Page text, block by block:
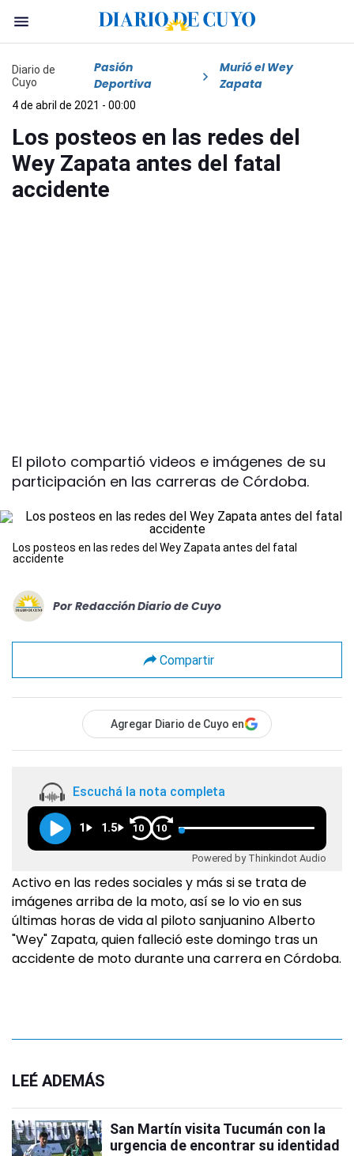
Diario de
Cuyo
Pasión
Deportiva
Murió el Wey
Zapata
4 de abril de 2021 - 00:00
Los posteos en las redes del
Wey Zapata antes del fatal
accidente
El piloto compartió videos e imágenes de su
participación en las carreras de Córdoba.
Los posteos en las redes del Wey Zapata antes del fatal
accidente
Por Redacción Diario de Cuyo
Compartir
Agregar Diario de Cuyo en
Escuchá la nota completa
1 1.5 10 10
Powered by Thinkindot Audio
Activo en las redes sociales y más si se trata de
imágenes arriba de la moto, así se lo vio en sus
últimas horas de vida al piloto sanjuanino Alberto
"Wey" Zapata, quien falleció este domingo tras un
accidente de moto durante una carrera en Córdoba.
LEÉ ADEMÁS
San Martín visita Tucumán con la
urgencia de encontrar su identidad